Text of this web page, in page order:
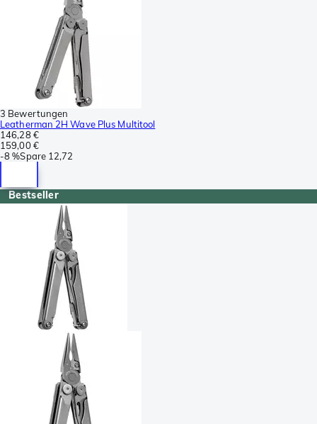
3 Bewertungen
Leatherman 2H Wave Plus Multitool
146,28 €
159,00 €
-8 %Spare 12,72
Bestseller